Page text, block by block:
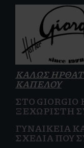
ΚΑΛΩΣ
ΚΑΠΕΛΟΥ
ΣΤΟ
ΞΕΧΩΡΙΣΤΉ
ΓΥΝΑΙΚΕΊΑ
ΣΧΈΔΙΑ ΠΟΥ